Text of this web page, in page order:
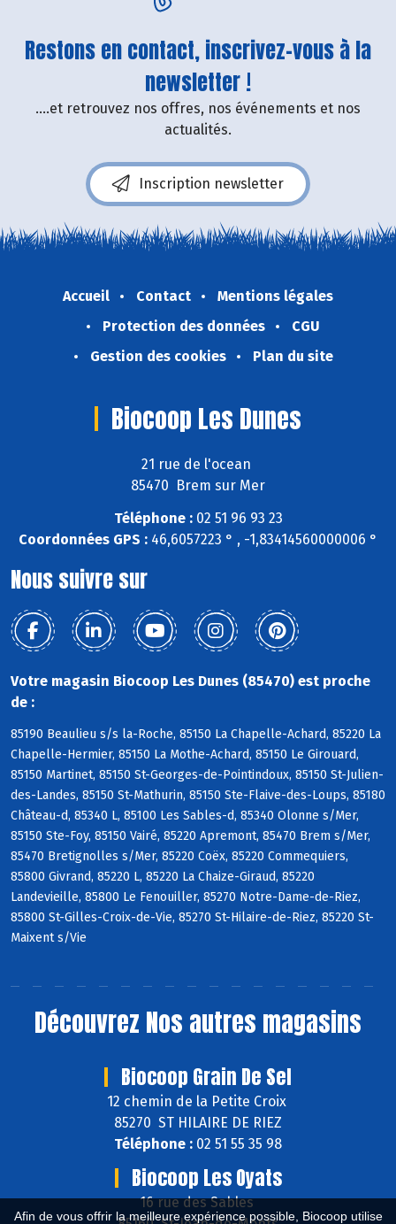
Afin de vous offrir la meilleure expérience possible, Biocoop utilise
Restons en contact, inscrivez-vous à la
newsletter !
....et retrouvez nos offres, nos événements et nos
actualités.
Inscription newsletter
Accueil Contact
Mentions légales
Protection des données
CGU
Gestion des cookies
Plan du site
Biocoop Les Dunes
21 rue de l'ocean
85470 Brem sur Mer
Téléphone :02 51 96 93 23
Coordonnées GPS : 46,6057223 ° , -1,83414560000006 °
Nous suivre sur
Votre magasin Biocoop Les Dunes (85470) est proche
de :
85190 Beaulieu s/s la-Roche, 85150 La Chapelle-Achard, 85220 La
Chapelle-Hermier, 85150 La Mothe-Achard, 85150 Le Girouard,
85150 Martinet, 85150 St-Georges-de-Pointindoux, 85150 St-Julien-
des-Landes, 85150 St-Mathurin, 85150 Ste-Flaive-des-Loups, 85180
Château-d, 85340 L, 85100 Les Sables-d, 85340 Olonne s/Mer,
85150 Ste-Foy, 85150 Vairé, 85220 Apremont, 85470 Brem s/Mer,
85470 Bretignolles s/Mer, 85220 Coëx, 85220 Commequiers,
85800 Givrand, 85220 L, 85220 La Chaize-Giraud, 85220
Landevieille, 85800 Le Fenouiller, 85270 Notre-Dame-de-Riez,
85800 St-Gilles-Croix-de-Vie, 85270 St-Hilaire-de-Riez, 85220 St-
Maixent s/Vie
Découvrez Nos autres magasins
Biocoop Grain De Sel
12 chemin de la Petite Croix
85270 ST HILAIRE DE RIEZ
Téléphone : 02 51 55 35 98
Biocoop Les Oyats
16 rue des Sables